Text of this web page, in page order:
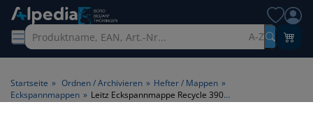
A-Z
Startseite » Ordnen / Archivieren » Hefter / Mappen »
Eckspannmappen » Leitz Eckspannmappe Recycle 39080025, A4 rot Recyclingkarton 430g, für ca. 250 Blatt